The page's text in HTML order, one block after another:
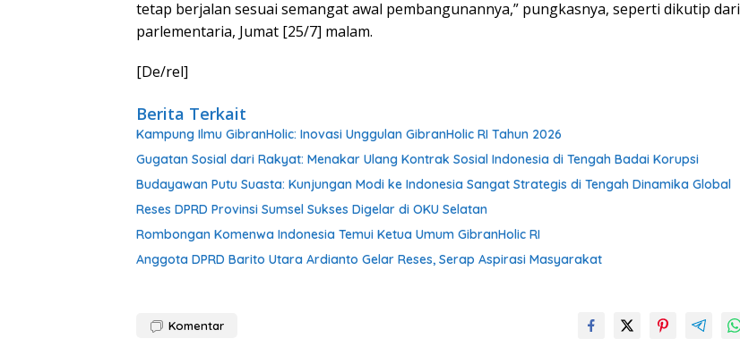
tetap berjalan sesuai semangat awal pembangunannya,” pungkasnya, seperti dikutip dari
parlementaria, Jumat [25/7] malam.
[De/rel]
Berita Terkait
Kampung Ilmu GibranHolic: Inovasi Unggulan GibranHolic RI Tahun 2026
Gugatan Sosial dari Rakyat: Menakar Ulang Kontrak Sosial Indonesia di Tengah Badai Korupsi
Budayawan Putu Suasta: Kunjungan Modi ke Indonesia Sangat Strategis di Tengah Dinamika Global
Reses DPRD Provinsi Sumsel Sukses Digelar di OKU Selatan
Rombongan Komenwa Indonesia Temui Ketua Umum GibranHolic RI
Anggota DPRD Barito Utara Ardianto Gelar Reses, Serap Aspirasi Masyarakat
Komentar